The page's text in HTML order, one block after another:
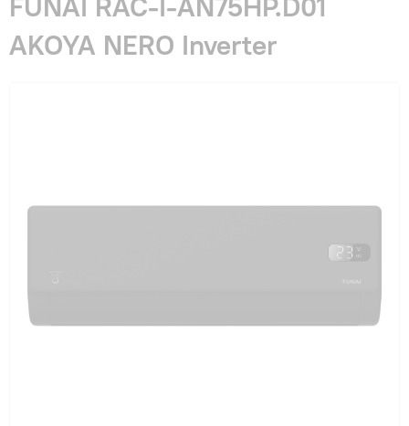
Гарантия и сервис
AKOYA NERO Inverter